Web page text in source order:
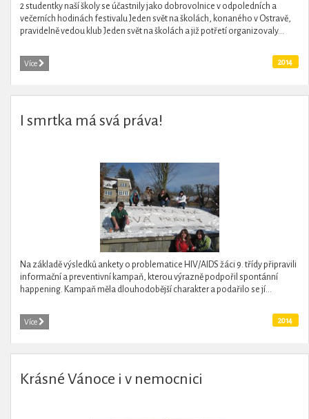
2 studentky naší školy se účastnily jako dobrovolnice v odpoledních a
večerních hodinách festivalu Jeden svět na školách, konaného v Ostravě,
pravidelně vedou klub Jeden svět na školách a již potřetí organizovaly...
Více 2014
I smrtka má svá práva!
Na základě výsledků ankety o problematice HIV/AIDS žáci 9. třídy připravili
informační a preventivní kampaň, kterou výrazně podpořil spontánní
happening. Kampaň měla dlouhodobější charakter a podařilo se jí...
Více 2014
Krásné Vánoce i v nemocnici